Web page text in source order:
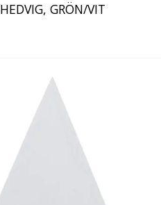
HEDVIG, GRÖN/VIT